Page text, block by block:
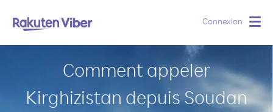
Connexion
Comment appeler
Kirghizistan depuis Soudan